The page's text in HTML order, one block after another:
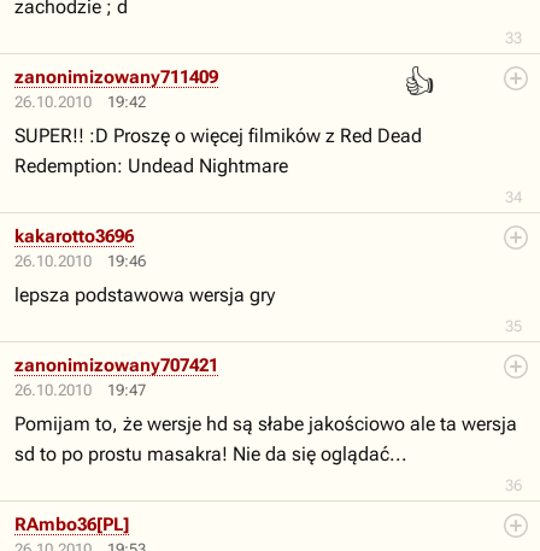
33
zachodzie ; d
26.10.2010 19:42
👍
34
zanonimizowany711409
SUPER!! :D Proszę o więcej filmików z Red Dead
Redemption: Undead Nightmare
26.10.2010 19:46
35
kakarotto3696
lepsza podstawowa wersja gry
26.10.2010 19:47
36
zanonimizowany707421
Pomijam to, że wersje hd są słabe jakościowo ale ta wersja
sd to po prostu masakra! Nie da się oglądać...
RAmbo36[PL]